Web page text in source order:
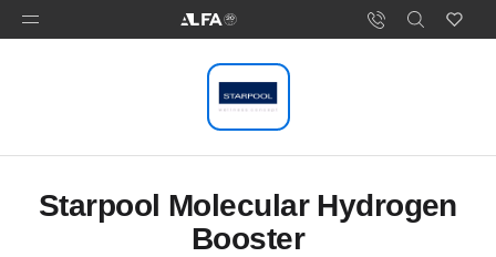
Starpool Molecular Hydrogen
Booster